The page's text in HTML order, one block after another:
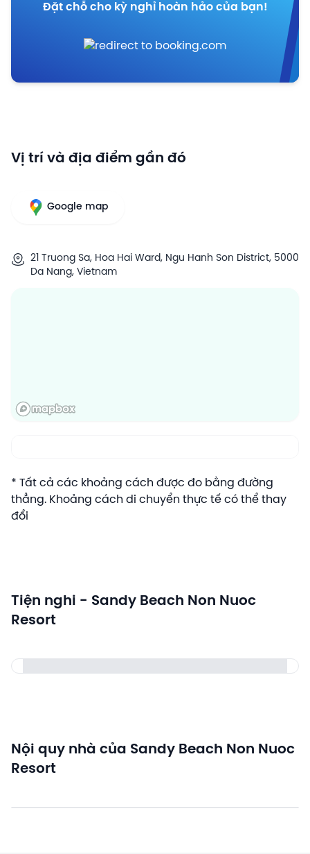
Đặt chỗ cho kỳ nghỉ hoàn hảo của bạn!
Vị trí và địa điểm gần đó
Google map
21 Truong Sa, Hoa Hai Ward, Ngu Hanh Son District, 5000
Da Nang, Vietnam
* Tất cả các khoảng cách được đo bằng đường
thẳng. Khoảng cách di chuyển thực tế có thể thay
đổi
Tiện nghi - Sandy Beach Non Nuoc
Resort
Nội quy nhà của Sandy Beach Non Nuoc
Resort